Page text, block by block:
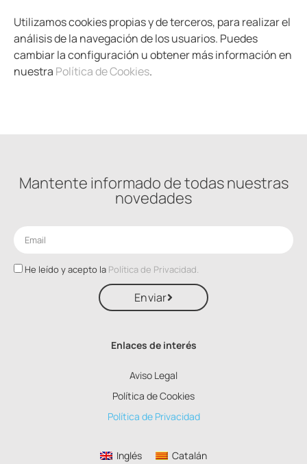
Utilizamos cookies propias y de terceros, para realizar el
análisis de la navegación de los usuarios. Puedes
cambiar la configuración u obtener más información en
nuestra Política de Cookies.
Mantente informado de todas nuestras
novedades
He leído y acepto la Política de Privacidad.
Enviar
Enlaces de interés
Aviso Legal
Política de Cookies
Política de Privacidad
Inglés Catalán